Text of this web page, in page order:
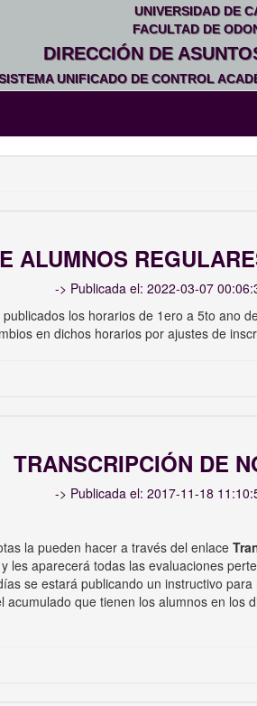
UNIVERSIDAD DE
FACULTAD DE
DIRECCIÓN DE
UNIFICADO DE CONTROL
ALUMNOS
-> Publicada el: 2022-03-07
los horarios de 1ero a 5to ano
en dichos horarios por ajustes de
TRANSCRIPCIÓN DE
-> Publicada el: 2017-11-18
la pueden hacer a través del enlace
les aparecerá todas las evaluaciones
se estará publicando un instructivo
que tienen los alumnos en los